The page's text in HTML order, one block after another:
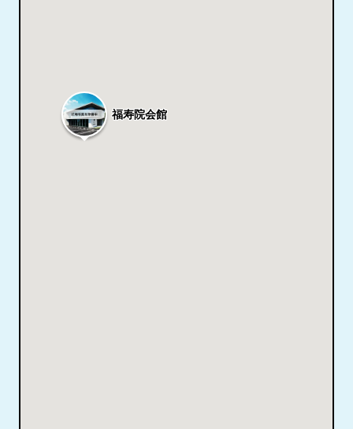
福寿院会館